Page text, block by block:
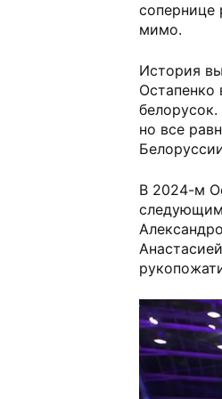
сопернице
мимо.
История
Остапенко
но все
В 2024-м